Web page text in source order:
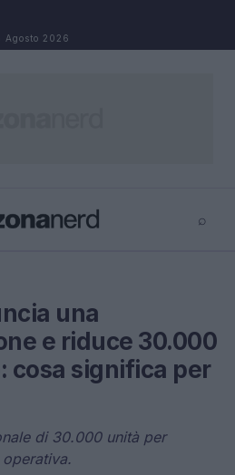
Agosto 2026
⌕
una
e riduce 30.000
cosa significa per
di 30.000 unità per